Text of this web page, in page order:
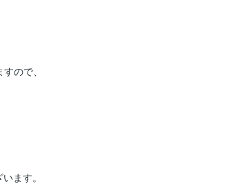
ので、
ます。